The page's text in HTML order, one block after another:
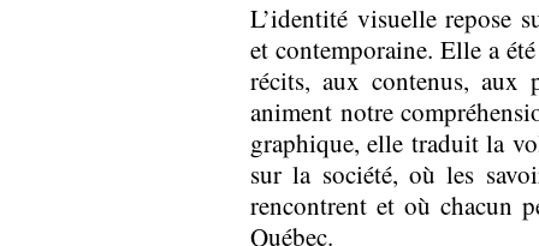
L’identité visuelle repose
et contemporaine. Elle a
récits, aux contenus, aux
animent notre
graphique, elle traduit la
sur la société, où les
rencontrent et où chacun
Québec.